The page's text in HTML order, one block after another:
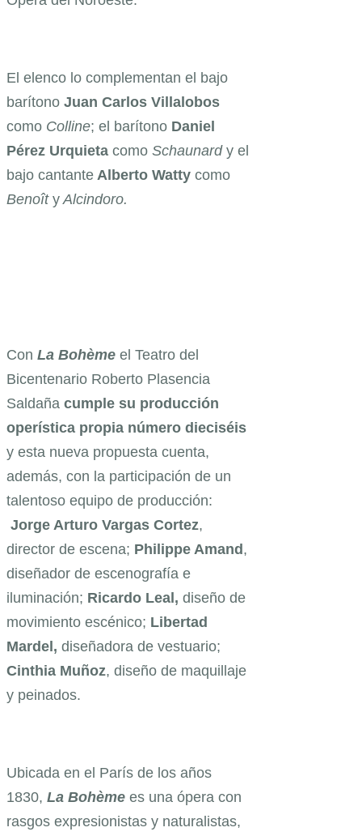
El elenco lo complementan el bajo
barítono Juan Carlos Villalobos
como Colline; el barítono Daniel
Pérez Urquieta como Schaunardy el
bajo cantante Alberto Watty como
Benoît y Alcindoro.
Con La Bohème el Teatro del
Bicentenario Roberto Plasencia
Saldaña cumple su producción
operística propia número dieciséis
y esta nueva propuesta cuenta,
además, con la participación de un
talentoso equipo de producción:
Jorge Arturo Vargas Cortez,
director de escena; Philippe Amand,
diseñador de escenografía e
iluminación; Ricardo Leal, diseño de
movimiento escénico; Libertad
Mardel, diseñadora de vestuario;
Cinthia Muñoz, diseño de maquillaje
y peinados.
Ubicada en el París de los años
1830, La Bohème es una ópera con
rasgos expresionistas y naturalistas,